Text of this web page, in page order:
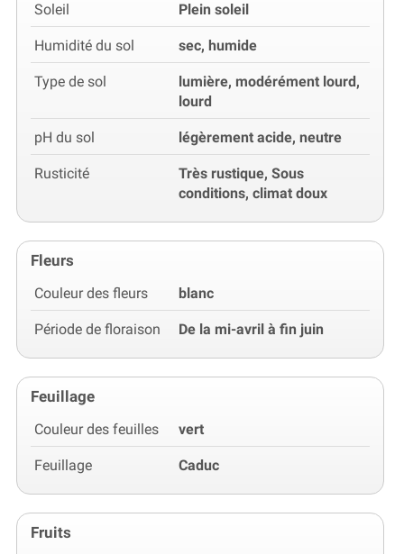
Soleil Plein soleil
Humidité du sol sec, humide
Type de sol
lumière, modérément lourd,
lourd
pH du sol légèrement acide, neutre
Rusticité
Très rustique, Sous
conditions, climat doux
Fleurs
Couleur des fleurs blanc
Période de floraison De la mi-avril à fin juin
Feuillage
Couleur des feuilles vert
Feuillage Caduc
Fruits